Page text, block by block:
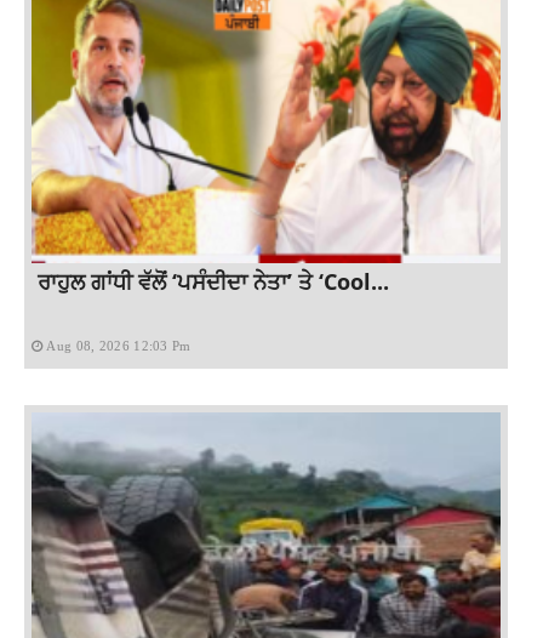
ਰਾਹੁਲ ਗਾਂਧੀ ਵੱਲੋਂ ‘ਪਸੰਦੀਦਾ ਨੇਤਾ’ ਤੇ ‘Cool...
Aug 08, 2026 12:03 Pm